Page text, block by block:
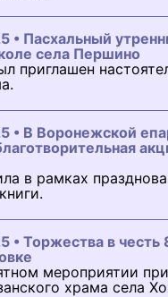
• Пасхальный
села Першино
приглашен
• В Воронежской
в рамках
• Торжества в честь
мероприятии
храма села